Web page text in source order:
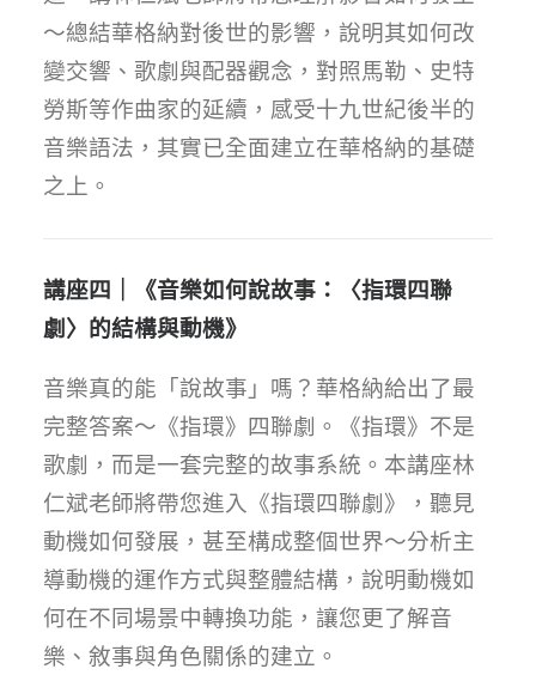
～總結華格納對後世的影響，說明其如何改
變交響、歌劇與配器觀念，對照馬勒、史特
勞斯等作曲家的延續，感受十九世紀後半的
音樂語法，其實已全面建立在華格納的基礎
之上。
講座四｜《音樂如何說故事：〈指環四聯
劇〉的結構與動機》
音樂真的能「說故事」嗎？華格納給出了最
完整答案～《指環》四聯劇。《指環》不是
歌劇，而是一套完整的故事系統。本講座林
仁斌老師將帶您進入《指環四聯劇》，聽見
動機如何發展，甚至構成整個世界～分析主
導動機的運作方式與整體結構，說明動機如
何在不同場景中轉換功能，讓您更了解音
樂、敘事與角色關係的建立。